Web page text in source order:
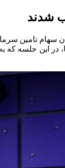
شدند
سه‌شنبه مورخ 24
این جلسه که